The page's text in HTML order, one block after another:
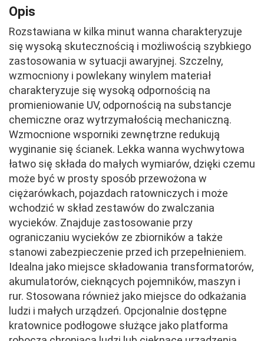
Opis
Rozstawiana w kilka minut wanna charakteryzuje
się wysoką skutecznością i możliwością szybkiego
zastosowania w sytuacji awaryjnej. Szczelny,
wzmocniony i powlekany winylem materiał
charakteryzuje się wysoką odpornością na
promieniowanie UV, odpornością na substancje
chemiczne oraz wytrzymałością mechaniczną.
Wzmocnione wsporniki zewnętrzne redukują
wyginanie się ścianek. Lekka wanna wychwytowa
łatwo się składa do małych wymiarów, dzięki czemu
może być w prosty sposób przewożona w
ciężarówkach, pojazdach ratowniczych i może
wchodzić w skład zestawów do zwalczania
wycieków. Znajduje zastosowanie przy
ograniczaniu wycieków ze zbiorników a także
stanowi zabezpieczenie przed ich przepełnieniem.
Idealna jako miejsce składowania transformatorów,
akumulatorów, cieknących pojemników, maszyn i
rur. Stosowana również jako miejsce do odkażania
ludzi i małych urządzeń. Opcjonalnie dostępne
kratownice podłogowe służące jako platforma